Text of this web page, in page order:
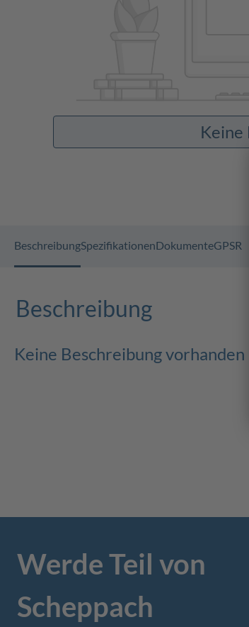
Keine
BeschreibungSpezifikationenDokumenteGPSR
Beschreibung
Keine Beschreibung vorhanden
Werde Teil von
Scheppach